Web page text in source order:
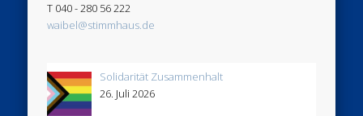
T 040 - 280 56 222
waibel@stimmhaus.de
Solidarität Zusammenhalt
26. Juli 2026